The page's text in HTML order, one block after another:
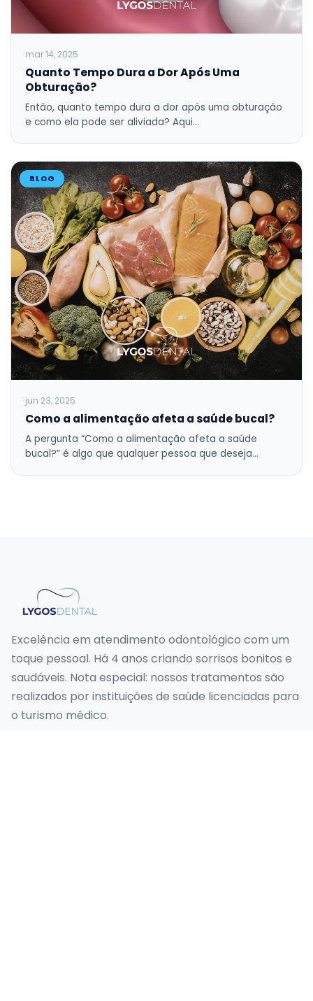
mar 14, 2025
Quanto Tempo Dura a Dor Após Uma
Obturação?
Então, quanto tempo dura a dor após uma obturação
e como ela pode ser aliviada? Aqui…
BLOG
jun 23, 2025
Como a alimentação afeta a saúde bucal?
A pergunta “Como a alimentação afeta a saúde
bucal?” é algo que qualquer pessoa que deseja…
Excelência em atendimento odontológico com um
toque pessoal. Há 4 anos criando sorrisos bonitos e
saudáveis. Nota especial: nossos tratamentos são
realizados por instituições de saúde licenciadas para
o turismo médico.